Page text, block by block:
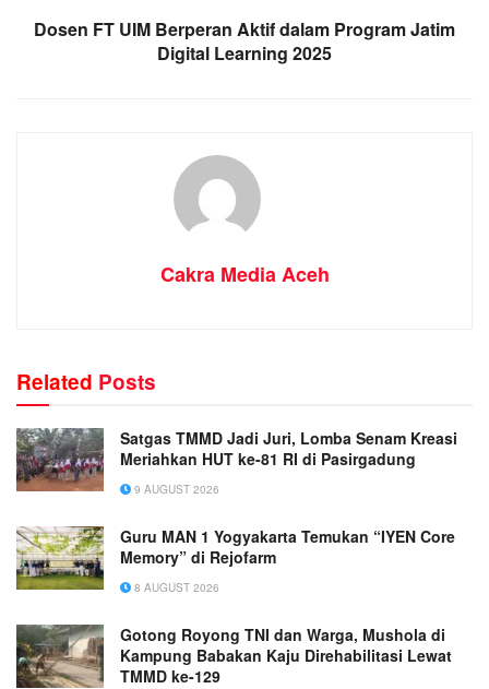
Dosen FT UIM Berperan Aktif dalam Program Jatim
Digital Learning 2025
Cakra Media Aceh
Related Posts
Satgas TMMD Jadi Juri, Lomba Senam Kreasi
Meriahkan HUT ke-81 RI di Pasirgadung
9 AUGUST 2026
Guru MAN 1 Yogyakarta Temukan “IYEN Core
Memory” di Rejofarm
8 AUGUST 2026
Gotong Royong TNI dan Warga, Mushola di
Kampung Babakan Kaju Direhabilitasi Lewat
TMMD ke-129